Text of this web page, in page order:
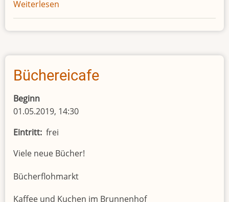
Weiterlesen
Marktsonntag
Büchereicafe
Beginn
01.05.2019, 14:30
Eintritt frei
Viele neue Bücher!
Bücherflohmarkt
Kaffee und Kuchen im Brunnenhof